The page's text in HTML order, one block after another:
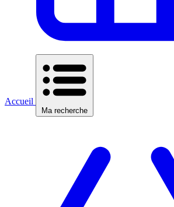
Accueil
Ma recherche